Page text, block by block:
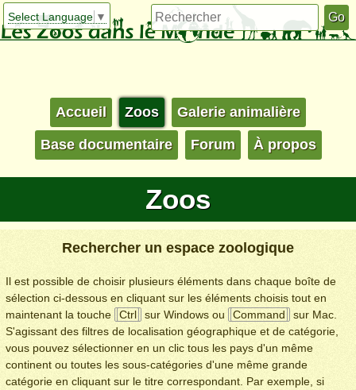
Select Language ▼
Accueil Zoos Galerie animalière
Base documentaire Forum À propos
Zoos
Rechercher un espace zoologique
Il est possible de choisir plusieurs éléments dans chaque boîte de
sélection ci-dessous en cliquant sur les éléments choisis tout en
maintenant la touche
Ctrl sur Windows ou Command
sur Mac.
S'agissant des filtres de localisation géographique et de catégorie,
vous pouvez sélectionner en un clic tous les pays d'un même
continent ou toutes les sous-catégories d'une même grande
catégorie en cliquant sur le titre correspondant. Par exemple, si